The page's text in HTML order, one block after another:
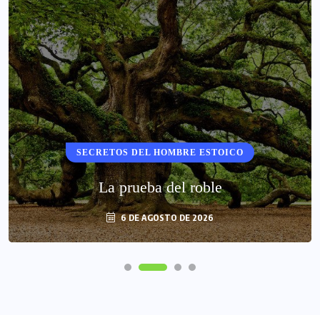
SECRETOS DEL HOMBRE ESTOICO
La prueba del roble
6 DE AGOSTO DE 2026